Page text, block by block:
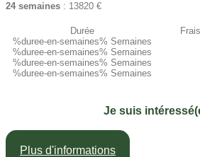
24 semaines : 13820 €
Durée
%duree-en-semaines% Semaines
%duree-en-semaines% Semaines
%duree-en-semaines% Semaines
%duree-en-semaines% Semaines
Je suis
Plus d'informations